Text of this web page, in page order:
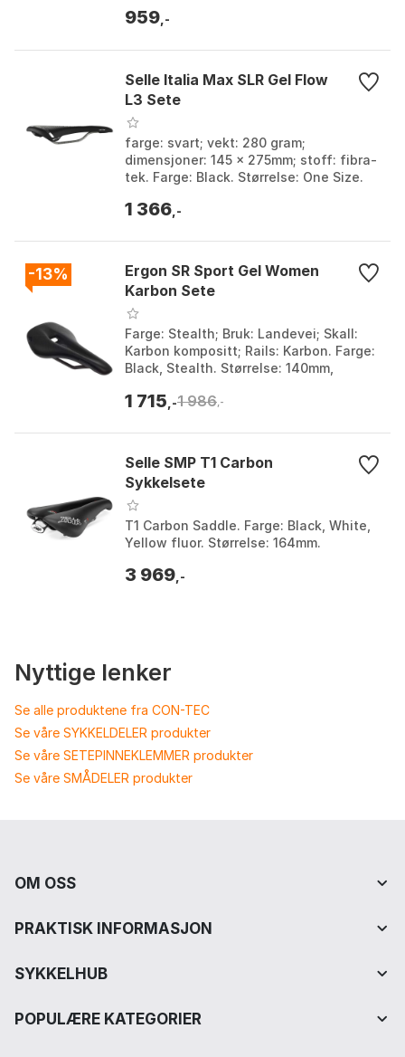
959 ,-
Selle Italia Max SLR Gel Flow
L3 Sete
farge: svart; vekt: 280 gram;
dimensjoner: 145 x 275mm; stoff: fibra-
tek. Farge: Black. Størrelse: One Size.
1 366 ,-
-13%
Ergon SR Sport Gel Women
Karbon Sete
Farge: Stealth; Bruk: Landevei; Skall:
Karbon kompositt; Rails: Karbon. Farge:
Black, Stealth. Størrelse: 140mm,
1 715 ,-1 986 ,-
Selle SMP T1 Carbon
Sykkelsete
T1 Carbon Saddle. Farge: Black, White,
Yellow fluor. Størrelse: 164mm.
3 969 ,-
Nyttige lenker
Se alle produktene fra CON-TEC
Se våre SYKKELDELER produkter
Se våre SETEPINNEKLEMMER produkter
Se våre SMÅDELER produkter
OM OSS
PRAKTISK INFORMASJON
SYKKELHUB
POPULÆRE KATEGORIER